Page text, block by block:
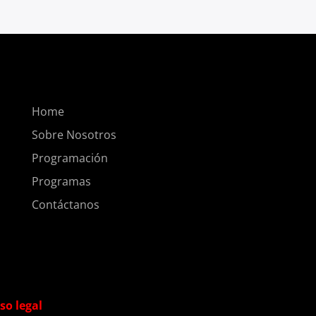
Home
Sobre Nosotros
Programación
Programas
Contáctanos
legal